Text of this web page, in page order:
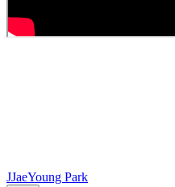
JJaeYoung Park